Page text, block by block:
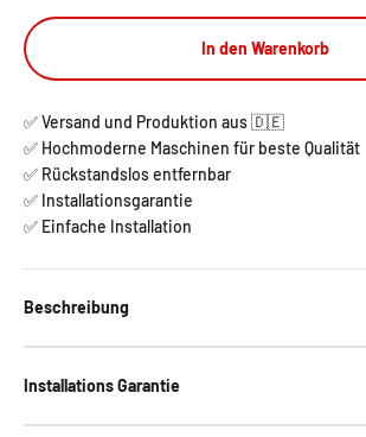
In den Warenkorb
✅ Versand und Produktion aus 🇩🇪
✅ Hochmoderne Maschinen für beste Qualität
✅ Rückstandslos entfernbar
✅ Installationsgarantie
✅ Einfache Installation
Beschreibung
Installations Garantie